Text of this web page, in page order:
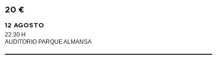
20 €
12 AGOSTO
22:30 H
AUDITORIO PARQUE ALMANSA